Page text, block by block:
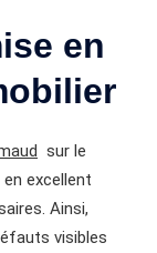
en
sur le
en excellent
Ainsi,
visibles